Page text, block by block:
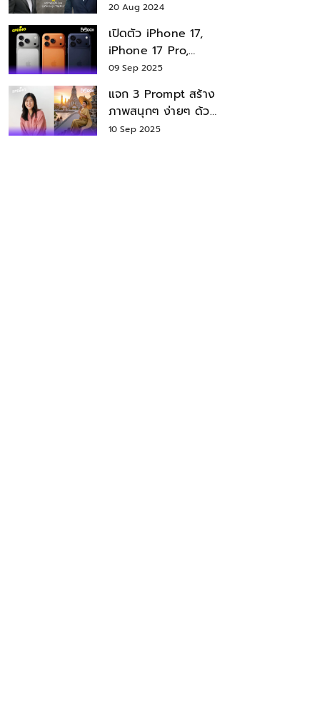
บังเหียนธุรกิจตระกูล
"ชินวัตร"
20 Aug 2024
เปิดตัว iPhone 17,
iPhone 17 Pro,
iPhone 17 Air สเปค
09 Sep 2025
แจก 3 Prompt สร้าง
ภาพสนุกๆ ง่ายๆ ด้วย
Nano Banana ใน
10 Sep 2025